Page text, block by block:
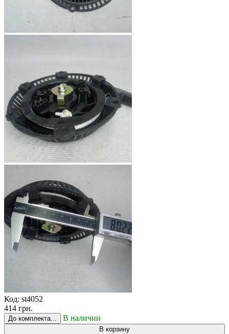
Код: st4052
414 грн.
До комплекта... В наличии
В корзину